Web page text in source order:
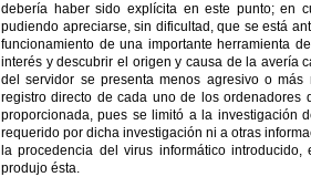
debería haber sido explícita en este punto; en
pudiendo apreciarse, sin dificultad, que se está
funcionamiento de una importante herramienta
interés y descubrir el origen y causa de la avería
del servidor se presenta menos agresivo o
registro directo de cada uno de los ordenadores
proporcionada, pues se limitó a la investigación
requerido por dicha investigación ni a otras
la procedencia del virus informático
produjo ésta.